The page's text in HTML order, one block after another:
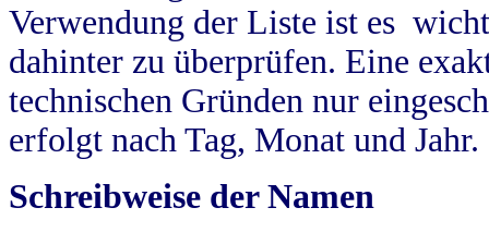
Verwendung der Liste ist es
dahinter zu überprüfen. Eine
technischen Gründen nur
erfolgt nach Tag, Monat und Jahr.
Schreibweise der Namen